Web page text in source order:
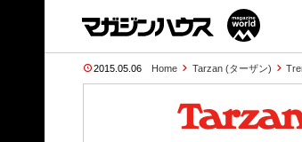
2015.05.06 Home Tarzan (ターザン)